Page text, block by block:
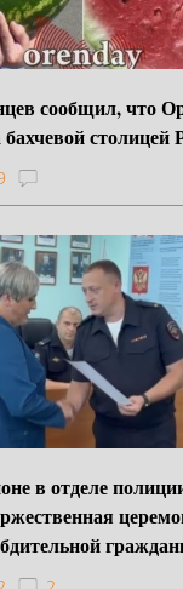
сообщил, что
бахчевой столицей
в отделе